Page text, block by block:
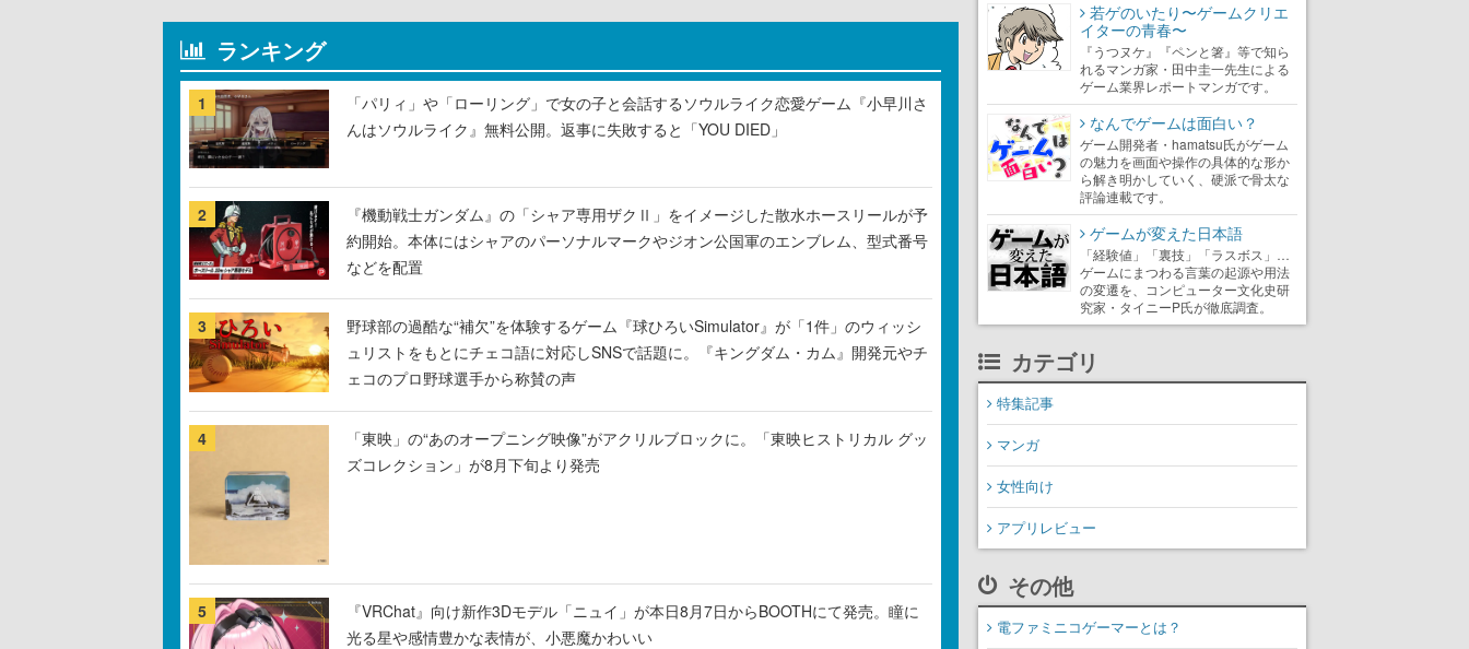
ランキング
1
「パリィ」や「ローリング」で女の子と会話するソウルライク恋愛ゲーム『小早川さ
んはソウルライク』無料公開。返事に失敗すると「YOU DIED」
2
『機動戦士ガンダム』の「シャア専用ザクⅡ」をイメージした散水ホースリールが予
約開始。本体にはシャアのパーソナルマークやジオン公国軍のエンブレム、型式番号
などを配置
3
野球部の過酷な“補欠”を体験するゲーム『球ひろいSimulator』が「1件」のウィッシ
ュリストをもとにチェコ語に対応しSNSで話題に。『キングダム・カム』開発元やチ
ェコのプロ野球選手から称賛の声
4
「東映」の“あのオープニング映像”がアクリルブロックに。「東映ヒストリカル グッ
ズコレクション」が8月下旬より発売
5
『VRChat』向け新作3Dモデル「ニュイ」が本日8月7日からBOOTHにて発売。瞳に
光る星や感情豊かな表情が、小悪魔かわいい
若ゲのいたり〜ゲームクリエ
イターの青春〜
『うつヌケ』『ペンと箸』等で知ら
れるマンガ家・田中圭一先生による
ゲーム業界レポートマンガです。
なんでゲームは面白い？
ゲーム開発者・hamatsu氏がゲーム
の魅力を画面や操作の具体的な形か
ら解き明かしていく、硬派で骨太な
評論連載です。
ゲームが変えた日本語
「経験値」「裏技」「ラスボス」…
ゲームにまつわる言葉の起源や用法
の変遷を、コンピューター文化史研
究家・タイニーP氏が徹底調査。
カテゴリ
特集記事
マンガ
女性向け
アプリレビュー
その他
電ファミニコゲーマーとは？